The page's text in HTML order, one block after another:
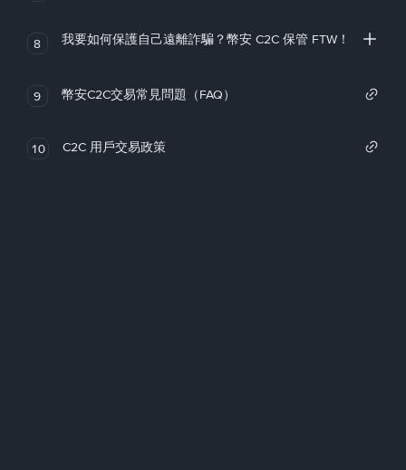
8 我要如何保護自己遠離詐騙？幣安 C2C 保管 FTW！
9 幣安C2C交易常見問題（FAQ）
10 C2C 用戶交易政策